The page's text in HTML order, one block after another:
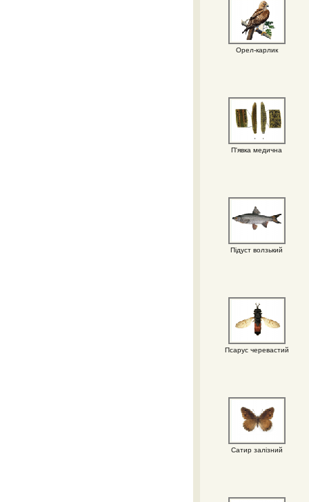
Орел-карлик
П'явка медична
Підуст волзький
Псарус черевастий
Сатир залізний